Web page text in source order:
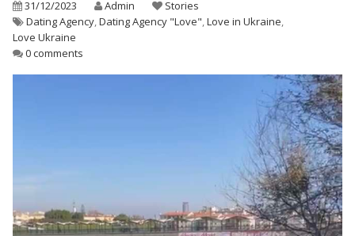
31/12/2023 Admin
Stories
Dating Agency,Dating Agency "Love",Love in Ukraine,
Love Ukraine
0 comments